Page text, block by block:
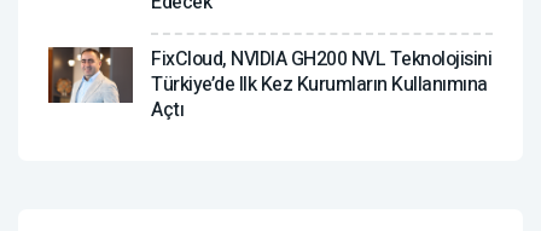
FixCloud, NVIDIA GH200 NVL Teknolojisini
Türkiye’de Ilk Kez Kurumların Kullanımına
Açtı